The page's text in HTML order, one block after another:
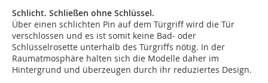
Schlicht. Schließen ohne Schlüssel.
Über einen schlichten Pin auf dem Türgriff wird die Tür
verschlossen und es ist somit keine Bad- oder
Schlüsselrosette unterhalb des Türgriffs nötig. In der
Raumatmosphäre halten sich die Modelle daher im
Hintergrund und überzeugen durch ihr reduziertes Design.